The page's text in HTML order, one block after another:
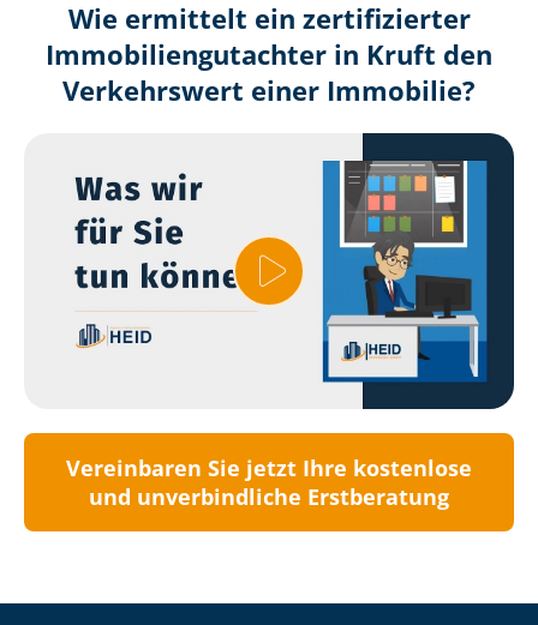
Wie ermittelt ein zertifizierter
Immobilien­gutachter in Kruft den
Verkehrswert einer Immobilie?
Vereinbaren Sie jetzt Ihre kostenlose
und unverbindliche Erstberatung